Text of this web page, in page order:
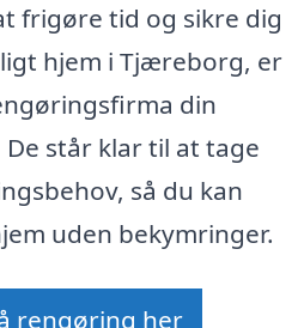
frigøre tid og sikre dig
hjem i Tjæreborg, er
din
står klar til at tage
så du kan
uden bekymringer.
rengøring her